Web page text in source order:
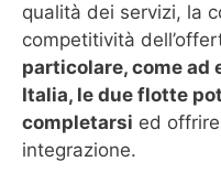
qualità dei servizi, la
competitività
particolare, come ad
Italia, le due flotte
completarsi ed
integrazione.